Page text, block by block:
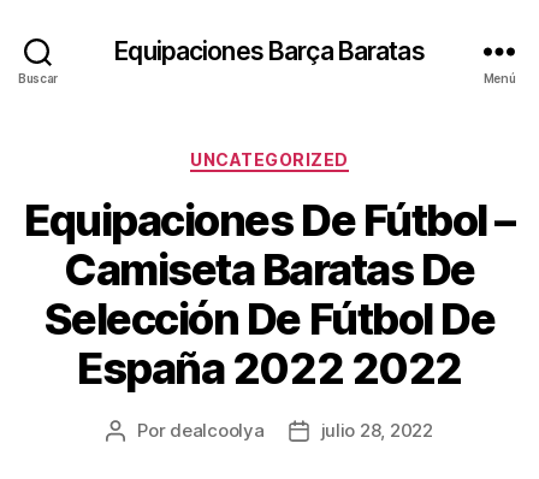
Buscar
Equipaciones Barça Baratas
Menú
Categorías
UNCATEGORIZED
Equipaciones De Fútbol –
Camiseta Baratas De
Selección De Fútbol De
España 2022 2022
Autor
Por dealcoolya
Fechajulio 28, 2022